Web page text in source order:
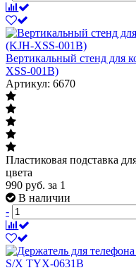
Вертикальный стенд для
XSS-001B)
Артикул: 6670
Пластиковая подставка
цвета
990 руб. за 1
В наличии
-